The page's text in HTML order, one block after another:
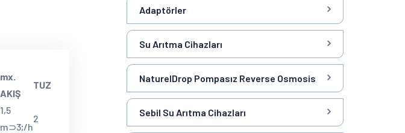
mx.
AKIŞ
TUZ
1,5
m⊃3;/h
2
Adaptörler
Su Arıtma Cihazları
NaturelDrop Pompasız Reverse Osmosis
Sebil Su Arıtma Cihazları